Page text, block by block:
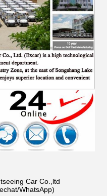
Car Co.,ltd
WhatsApp)